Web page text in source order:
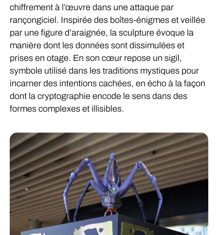
chiffrement à l’œuvre dans une attaque par
rançongiciel. Inspirée des boîtes-énigmes et veillée
par une figure d’araignée, la sculpture évoque la
manière dont les données sont dissimulées et
prises en otage. En son cœur repose un sigil,
symbole utilisé dans les traditions mystiques pour
incarner des intentions cachées, en écho à la façon
dont la cryptographie encode le sens dans des
formes complexes et illisibles.